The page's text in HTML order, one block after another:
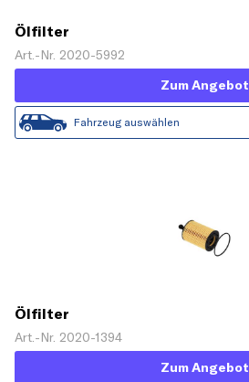
Ölfilter
Art.-Nr. 2020-5992
Zum Angebot
Fahrzeug auswählen
Ölfilter
Art.-Nr. 2020-1394
Zum Angebot